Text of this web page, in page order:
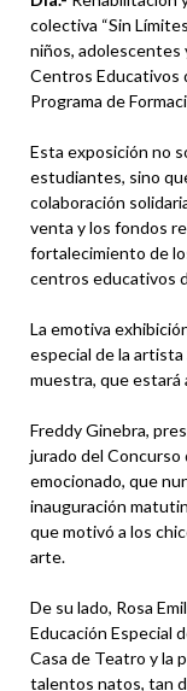
colectiva “Sin
niños,
Centros Educativos
Programa de
Esta exposición no
estudiantes, sino
colaboración
venta y los fondos
fortalecimiento de
centros educativos
La emotiva
especial de la artista
muestra, que estará
Freddy Ginebra,
jurado del Concurso
emocionado, que
inauguración
que motivó a los
arte.
De su lado, Rosa
Educación Especial
Casa de Teatro y la
talentos natos, tan